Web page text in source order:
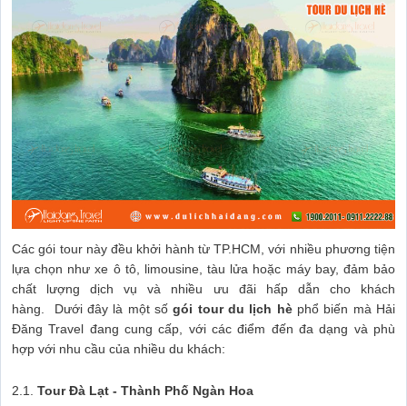
Các gói tour này đều khởi hành từ TP.HCM, với nhiều phương tiện
lựa chọn như xe ô tô, limousine, tàu lửa hoặc máy bay, đảm bảo
chất lượng dịch vụ và nhiều ưu đãi hấp dẫn cho khách
hàng. Dưới đây là một sốgói tour du lịch hèphổ biến mà Hải
Đăng Travel đang cung cấp, với các điểm đến đa dạng và phù
hợp với nhu cầu của nhiều du khách:
2.1. Tour Đà Lạt - Thành Phố Ngàn Hoa